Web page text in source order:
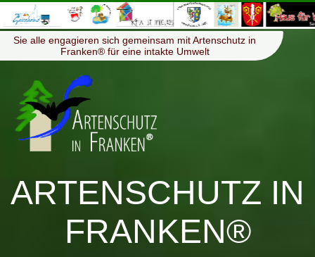
Menü ≡
Sie alle engagieren sich gemeinsam mit Artenschutz in
Franken® für eine intakte Umwelt
ARTENSCHUTZ IN
FRANKEN®